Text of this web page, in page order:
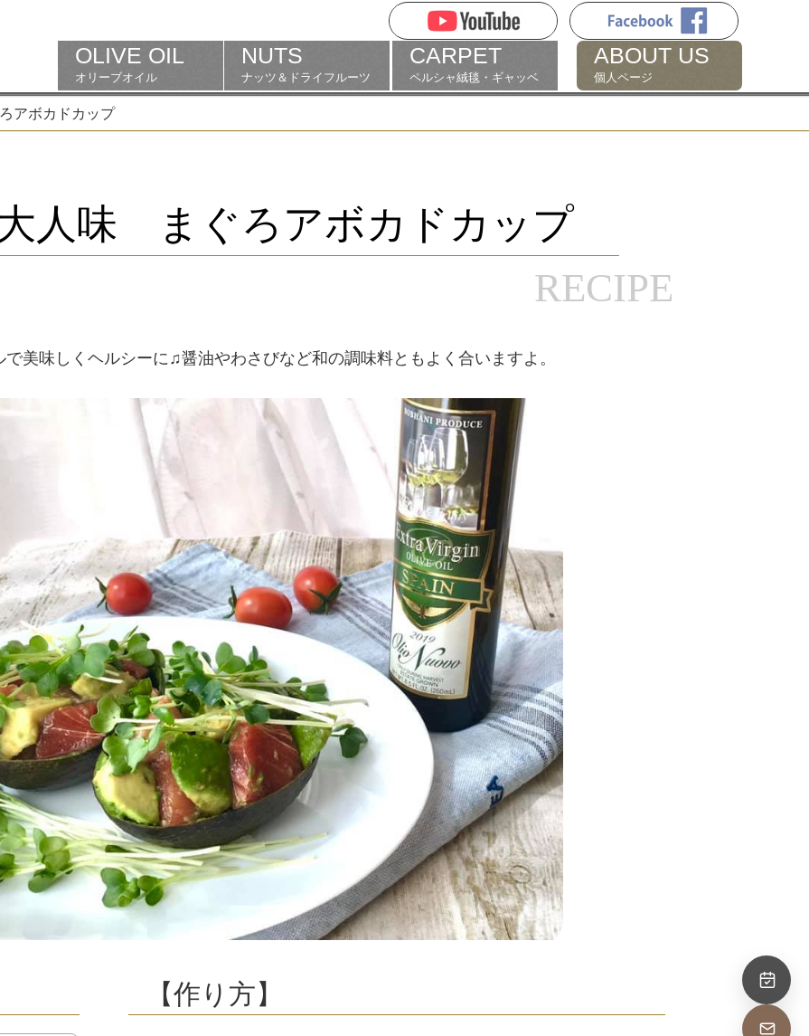
OLIVE OIL
オリーブオイル
NUTS
ナッツ＆ドライフルーツ
CARPET
ペルシャ絨毯・ギャッベ
ABOUT US
個人ページ
アボカドカップ
人味 まぐろアボカドカップ
美味しくヘルシーに♫醤油やわさびなど和の調味料ともよく合いますよ。
【作り方】